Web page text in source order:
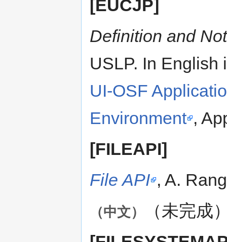
[EUCJP]
Definition and
USLP. In English
UI-OSF
Environment ,
[FILEAPI]
File API , A.
（中文）
（未完成